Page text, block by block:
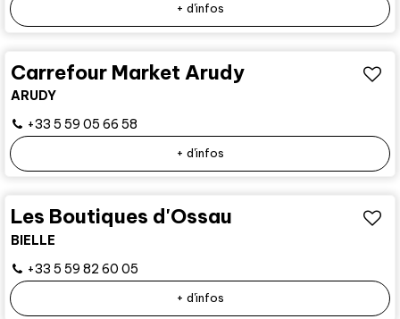
+ d'infos
Carrefour Market Arudy
ARUDY
+33 5 59 05 66 58
+ d'infos
Les Boutiques d'Ossau
BIELLE
+33 5 59 82 60 05
+ d'infos